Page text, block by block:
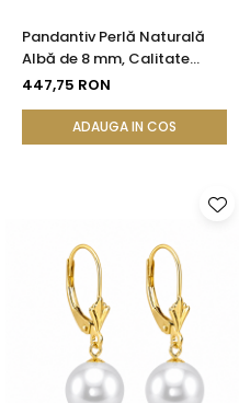
Pandantiv Perlă Naturală
Albă de 8 mm, Calitate
AAA+ și Aur 14K (aur 585) |
447,75 RON
ADAUGA IN COS